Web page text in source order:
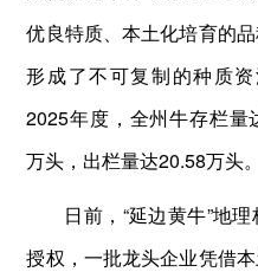
优良特质、本土化培育的
形成了不可复制的种质
2025年度，全州牛存栏量
万头，出栏量达20.58万头。
日前，“延边黄牛”地
授权，一批龙头企业凭借